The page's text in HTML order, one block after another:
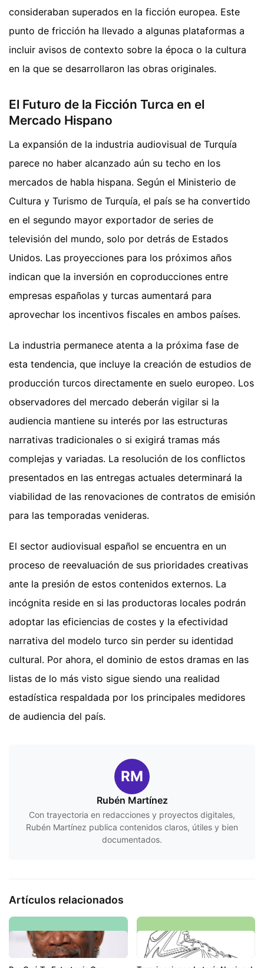
consideraban superados en la ficción europea. Este
punto de fricción ha llevado a algunas plataformas a
incluir avisos de contexto sobre la época o la cultura
en la que se desarrollaron las obras originales.
El Futuro de la Ficción Turca en el
Mercado Hispano
La expansión de la industria audiovisual de Turquía
parece no haber alcanzado aún su techo en los
mercados de habla hispana. Según el Ministerio de
Cultura y Turismo de Turquía, el país se ha convertido
en el segundo mayor exportador de series de
televisión del mundo, solo por detrás de Estados
Unidos. Las proyecciones para los próximos años
indican que la inversión en coproducciones entre
empresas españolas y turcas aumentará para
aprovechar los incentivos fiscales en ambos países.
La industria permanece atenta a la próxima fase de
esta tendencia, que incluye la creación de estudios de
producción turcos directamente en suelo europeo. Los
observadores del mercado deberán vigilar si la
audiencia mantiene su interés por las estructuras
narrativas tradicionales o si exigirá tramas más
complejas y variadas. La resolución de los conflictos
presentados en las entregas actuales determinará la
viabilidad de las renovaciones de contratos de emisión
para las temporadas venideras.
El sector audiovisual español se encuentra en un
proceso de reevaluación de sus prioridades creativas
ante la presión de estos contenidos externos. La
incógnita reside en si las productoras locales podrán
adoptar las eficiencias de costes y la efectividad
narrativa del modelo turco sin perder su identidad
cultural. Por ahora, el dominio de estos dramas en las
listas de lo más visto sigue siendo una realidad
estadística respaldada por los principales medidores
de audiencia del país.
RM
Rubén Martínez
Con trayectoria en redacciones y proyectos digitales,
Rubén Martínez publica contenidos claros, útiles y bien
documentados.
Artículos relacionados